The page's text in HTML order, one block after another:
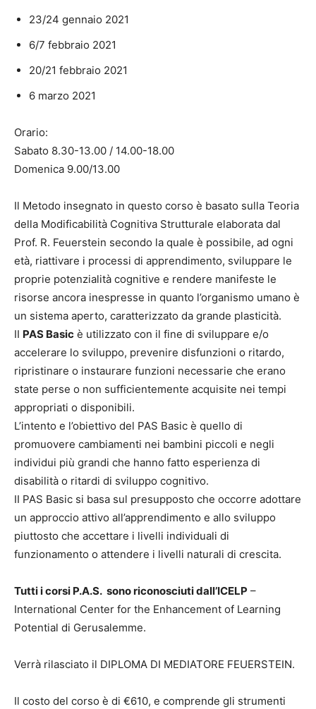
23/24 gennaio 2021
6/7 febbraio 2021
20/21 febbraio 2021
6 marzo 2021
Orario:
Sabato 8.30-13.00 / 14.00-18.00
Domenica 9.00/13.00
Il Metodo insegnato in questo corso è basato sulla Teoria
della Modificabilità Cognitiva Strutturale elaborata dal
Prof. R. Feuerstein secondo la quale è possibile, ad ogni
età, riattivare i processi di apprendimento, sviluppare le
proprie potenzialità cognitive e rendere manifeste le
risorse ancora inespresse in quanto l’organismo umano è
un sistema aperto, caratterizzato da grande plasticità.
II PAS Basic è utilizzato con il fine di sviluppare e/o
accelerare lo sviluppo, prevenire disfunzioni o ritardo,
ripristinare o instaurare funzioni necessarie che erano
state perse o non sufficientemente acquisite nei tempi
appropriati o disponibili.
L’intento e l’obiettivo del PAS Basic è quello di
promuovere cambiamenti nei bambini piccoli e negli
individui più grandi che hanno fatto esperienza di
disabilità o ritardi di sviluppo cognitivo.
II PAS Basic si basa sul presupposto che occorre adottare
un approccio attivo all’apprendimento e allo sviluppo
piuttosto che accettare i livelli individuali di
funzionamento o attendere i livelli naturali di crescita.
Tutti i corsi P.A.S. sono riconosciuti dall’ICELP –
International Center for the Enhancement of Learning
Potential di Gerusalemme.
Verrà rilasciato il DIPLOMA DI MEDIATORE FEUERSTEIN.
Il costo del corso è di €610, e comprende gli strumenti